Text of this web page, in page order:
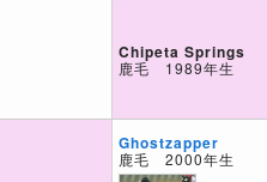
Chipeta Springs
鹿毛 1989年生
Ghostzapper
鹿毛 2000年生